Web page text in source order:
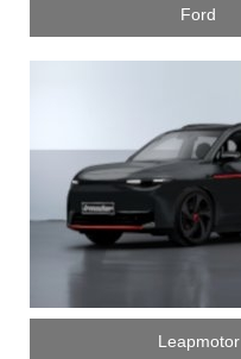
Ford
Leapmotor